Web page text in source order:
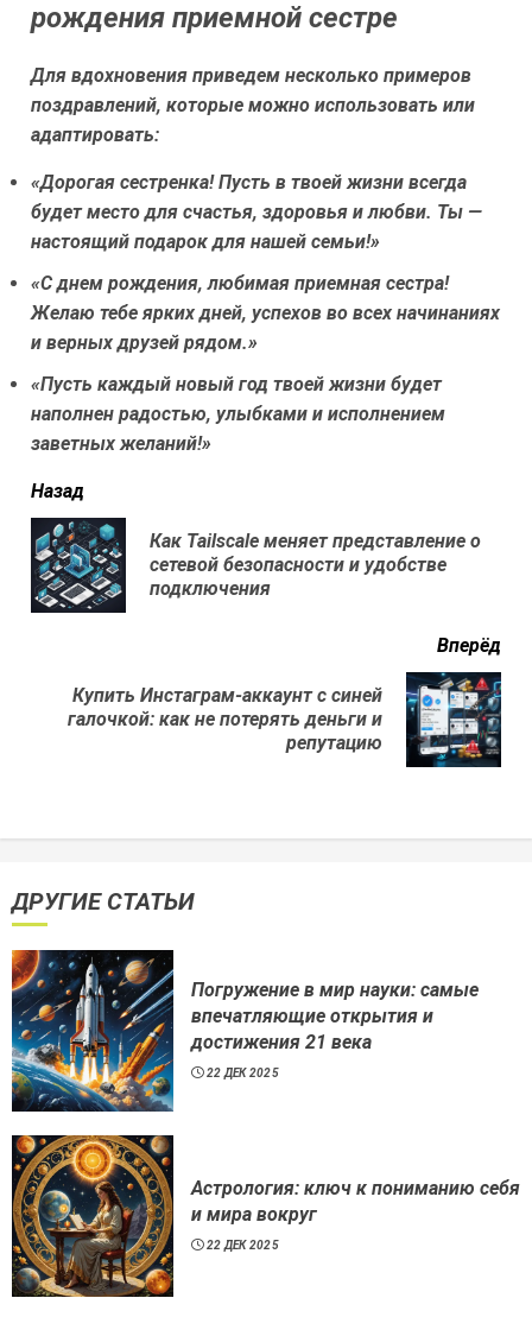
рождения приемной сестре
Для вдохновения приведем несколько примеров
поздравлений, которые можно использовать или
адаптировать:
«Дорогая сестренка! Пусть в твоей жизни всегда
будет место для счастья, здоровья и любви. Ты —
настоящий подарок для нашей семьи!»
«С днем рождения, любимая приемная сестра!
Желаю тебе ярких дней, успехов во всех начинаниях
и верных друзей рядом.»
«Пусть каждый новый год твоей жизни будет
наполнен радостью, улыбками и исполнением
заветных желаний!»
читать
еще
Назад
Как Tailscale меняет представление о
сетевой безопасности и удобстве
подключения
Вперёд
Купить Инстаграм-аккаунт с синей
галочкой: как не потерять деньги и
репутацию
ДРУГИЕ СТАТЬИ
Погружение в мир науки: самые
впечатляющие открытия и
достижения 21 века
22 ДЕК 2025
Астрология: ключ к пониманию себя
и мира вокруг
22 ДЕК 2025